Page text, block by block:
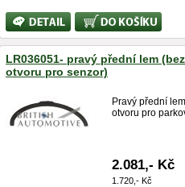
Bližší
informace
Koupit
LR036051- pravý přední lem (bez
otvoru pro senzor)
Pravý přední
otvoru pro
2.081,- Kč
1.720,- Kč